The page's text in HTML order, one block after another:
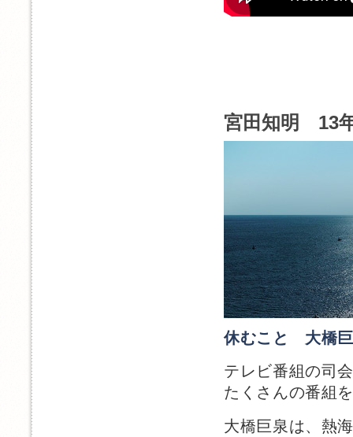
宮田知明 13
休むこと 大橋
テレビ番組の司
たくさんの番組
大橋巨泉は、熱